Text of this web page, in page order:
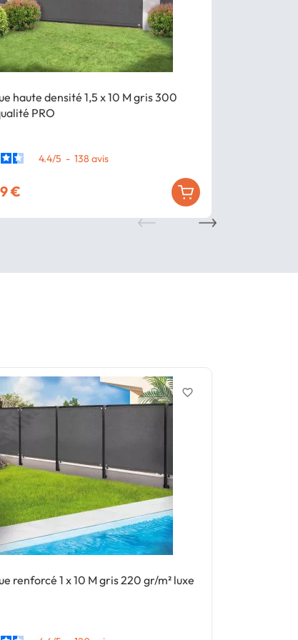
haute densité 1,5 x 10 M gris 300
PRO
4.4/5 - 138 avis
€
renforcé 1 x 10 M gris 220 gr/m² luxe
favorite_border